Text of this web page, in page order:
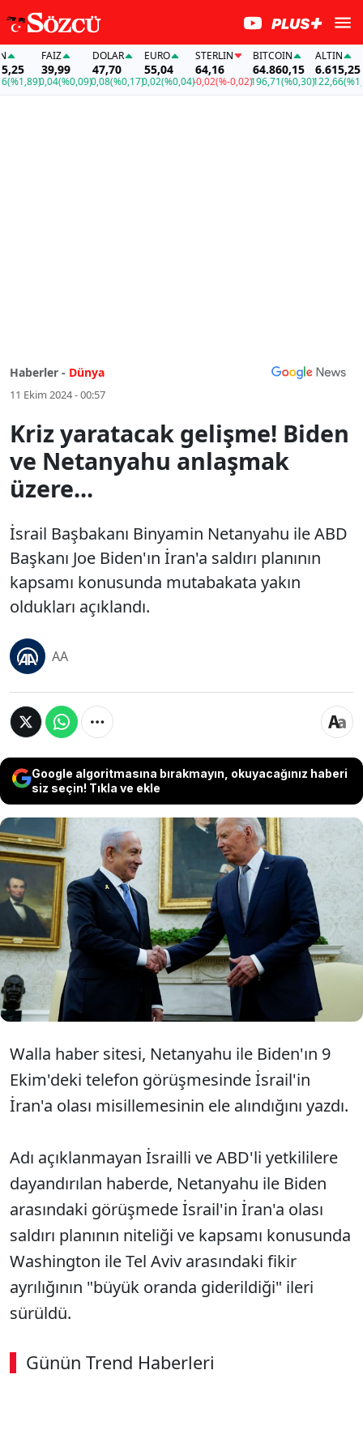
FAİZ
39,99
0,04(%0,09)
DOLAR
47,70
0,08(%0,17)
EURO
55,04
0,02(%0,04)
STERLIN
64,16
-0,02(%-0,02)
BITCOIN
64.860,15
196,71(%0,30)
ALTIN
6.615,25
122,66(%1,89)
Haberler - Dünya
11 Ekim 2024 - 00:57
Kriz yaratacak gelişme! Biden
ve Netanyahu anlaşmak
üzere...
İsrail Başbakanı Binyamin Netanyahu ile ABD
Başkanı Joe Biden'ın İran'a saldırı planının
kapsamı konusunda mutabakata yakın
oldukları açıklandı.
AA
Google algoritmasına bırakmayın, okuyacağınız haberi
siz seçin! Tıkla ve ekle
İsrail Başbakanı Binyamin Netanyahu ile
ABD Başkanı Joe Biden'ın İran'a saldırı
planının kapsamı konusunda mutabakata
yakın oldukları açıklandı.
Walla haber sitesi, Netanyahu ile Biden'ın 9
Ekim'deki telefon görüşmesinde İsrail'in
İran'a olası misillemesinin ele alındığını yazdı.
Adı açıklanmayan İsrailli ve ABD'li yetkililere
dayandırılan haberde, Netanyahu ile Biden
arasındaki görüşmede İsrail'in İran'a olası
saldırı planının niteliği ve kapsamı konusunda
Washington ile Tel Aviv arasındaki fikir
ayrılığının "büyük oranda giderildiği" ileri
sürüldü.
Günün Trend Haberleri